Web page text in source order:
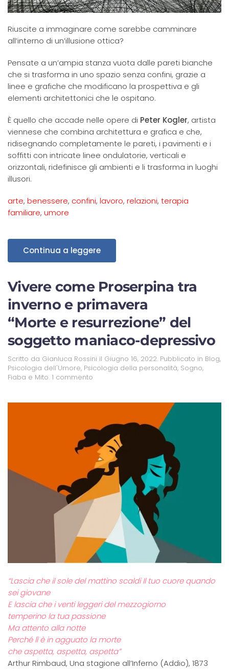
Riuscite a immaginare come sarebbe camminare
all’interno di un’illusione ottica?
Pensate a un’ampia stanza vuota dalle pareti bianche
che si trasforma in uno spazio senza confini, grazie a
linee e grafiche che modificano la prospettiva e gli
elementi architettonici che le ospitano.
È quello che accade nelle opere di Peter Kogler, artista
viennese che combina architettura e grafica e che,
ridisegnando completamente le pareti, i pavimenti e i
soffitti con intricate linee ondulatorie, verticali e
orizzontali, ridefinisce gli ambienti e li trasforma in luoghi
illusori.
arte, benessere, confini, lavoro, relazioni, terapia
familiare, umore
Continua a leggere
Vivere come Proserpina tra
inverno e primavera
“Morte e resurrezione” del
soggetto maniaco-depressivo
Scritto da Gianluca Rossini il Giugno 16, 2022. Pubblicato in Blog,
Psicologia dell'Umore, Psicologia della personalità, Sogno,
Fiaba e Mito. 1 commento
“Lascia che il sole del mattino scaldi Il tuo cuore quando
sei giovane
E lascia che i venti leggeri del mezzogiorno
temperino la tua passione
Ma attento alla notte
Perché lì è in agguato la morte
che aspetta, aspetta, aspetta”
Arthur Rimbaud, Una stagione all’Inferno (Addio), 1873